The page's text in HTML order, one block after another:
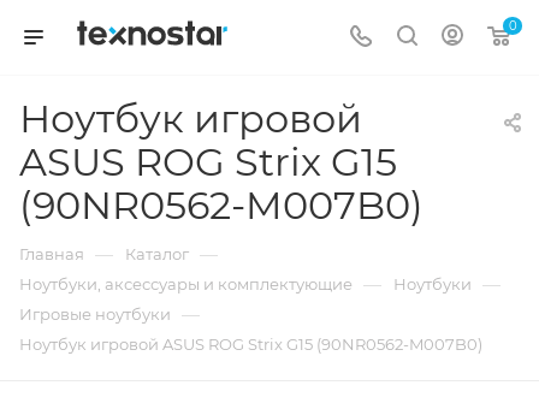
0
Ноутбук игровой
ASUS ROG Strix G15
(90NR0562-M007B0)
Главная — Каталог —
Ноутбуки, аксессуары и комплектующие — Ноутбуки —
Игровые ноутбуки —
Ноутбук игровой ASUS ROG Strix G15 (90NR0562-M007B0)